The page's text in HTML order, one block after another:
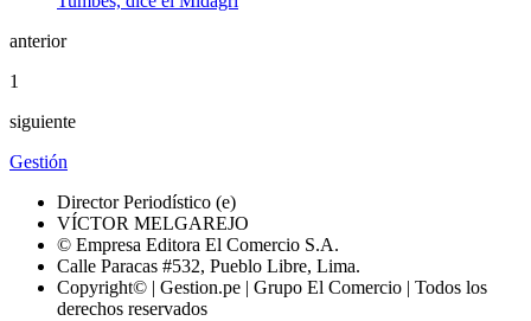
anterior
1
siguiente
Gestión
Director Periodístico (e)
VÍCTOR MELGAREJO
© Empresa Editora El Comercio S.A.
Calle Paracas #532, Pueblo Libre, Lima.
Copyright© | Gestion.pe | Grupo El Comercio | Todos los
derechos reservados